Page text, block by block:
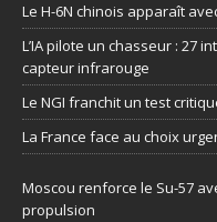
Le H-6N chinois apparaît
L’IA pilote un chasseur : 27
capteur infrarouge
Le NGI franchit un test
La France face au choix
Moscou renforce le Su-57
propulsion